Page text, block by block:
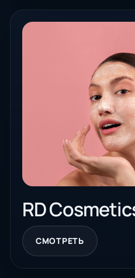
RD
СМОТРЕТЬ